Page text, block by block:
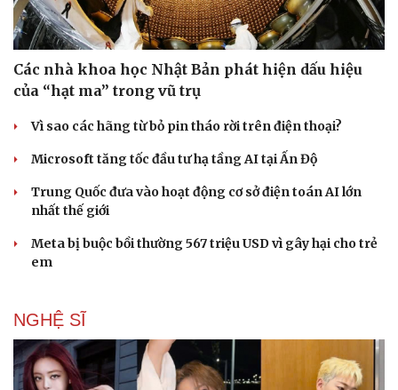
Các nhà khoa học Nhật Bản phát hiện dấu hiệu
của “hạt ma” trong vũ trụ
Vì sao các hãng từ bỏ pin tháo rời trên điện thoại?
Microsoft tăng tốc đầu tư hạ tầng AI tại Ấn Độ
Trung Quốc đưa vào hoạt động cơ sở điện toán AI lớn
nhất thế giới
Meta bị buộc bồi thường 567 triệu USD vì gây hại cho trẻ
em
NGHỆ SĨ